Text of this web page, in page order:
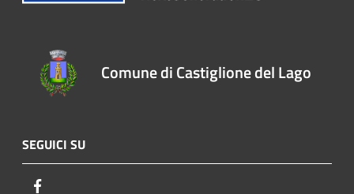
Comune di Castiglione del Lago
SEGUICI SU